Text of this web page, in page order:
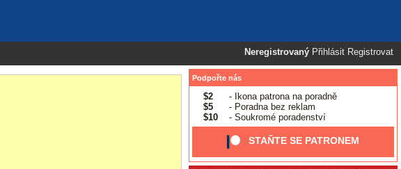
Neregistrovaný Přihlásit Registrovat
Podpořte nás
$2
- Ikona patrona na poradně
$5
- Poradna bez reklam
$10
- Soukromé poradenství
STAŇTE SE PATRONEM